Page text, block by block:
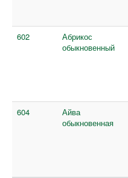
602
Абрикос
обыкновенный
604
Айва
обыкновенная